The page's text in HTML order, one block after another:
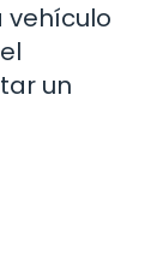
vehículo
un